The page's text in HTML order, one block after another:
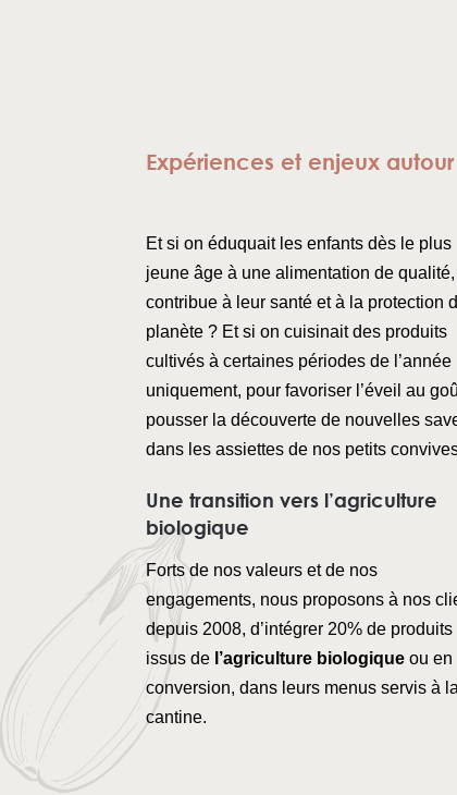
Expériences et enjeux
Et si on éduquait les enfants dès le plus
jeune âge à une alimentation de
contribue à leur santé et à la protection
planète ? Et si on cuisinait des produits
cultivés à certaines périodes de l’année
uniquement, pour favoriser l’éveil au
pousser la découverte de nouvelles
dans les assiettes de nos petits
Une transition vers l’agriculture
biologique
Forts de nos valeurs et de nos
engagements, nous proposons à nos
depuis 2008, d’intégrer 20% de produits
issus de l’agriculture biologique ou en
conversion, dans leurs menus servis à la
cantine.